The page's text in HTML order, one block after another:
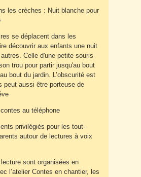
les crèches : Nuit blanche pour
se déplacent dans les
découvrir aux enfants une nuit
Celle d'une petite souris
trou pour partir jusqu'au bout
bout du jardin. L’obscurité est
peut aussi être porteuse de
au téléphone
privilégiés pour les tout-
autour de lectures à voix
sont organisées en
l’atelier Contes en chantier, les